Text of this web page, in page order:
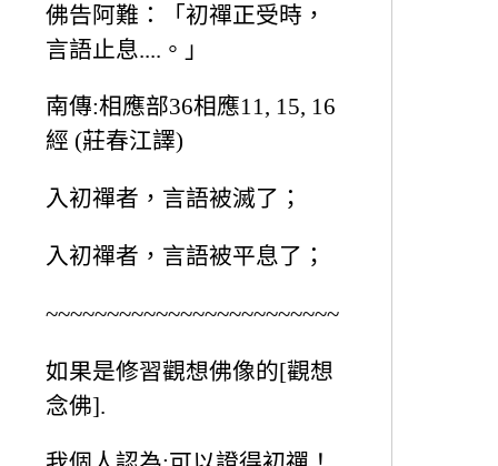
佛告阿難：「初禪正受時，
言語止息....。」
南傳:相應部36相應11, 15, 16
經 (莊春江譯)
入初禪者，言語被滅了；
入初禪者，言語被平息了；
~~~~~~~~~~~~~~~~~~~~~~~~
如果是修習觀想佛像的[觀想
念佛].